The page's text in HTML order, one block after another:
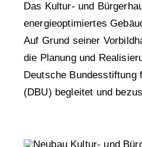
Das Kultur- und
energieoptimiertes
Auf Grund seiner
die Planung und
Deutsche Bundesstiftung
(DBU) begleitet und